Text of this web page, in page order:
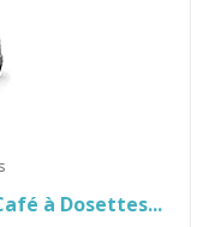
à Dosettes...